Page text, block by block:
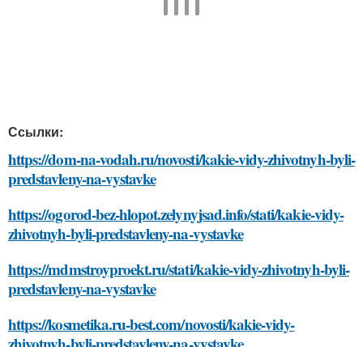
Ссылки:
https://dom-na-vodah.ru/novosti/kakie-vidy-zhivotnyh-byli-
predstavleny-na-vystavke
https://ogorod-bez-hlopot.zelynyjsad.info/stati/kakie-vidy-
zhivotnyh-byli-predstavleny-na-vystavke
https://mdmstroyproekt.ru/stati/kakie-vidy-zhivotnyh-byli-
predstavleny-na-vystavke
https://kosmetika.ru-best.com/novosti/kakie-vidy-